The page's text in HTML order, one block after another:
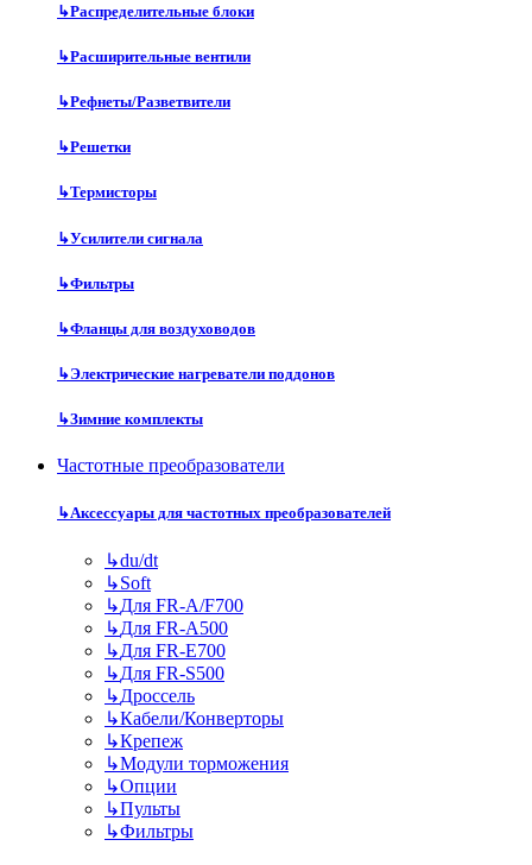
↳Распределительные блоки
↳Расширительные вентили
↳Рефнеты/Разветвители
↳Решетки
↳Термисторы
↳Усилители сигнала
↳Фильтры
↳Фланцы для воздуховодов
↳Электрические нагреватели поддонов
↳Зимние комплекты
Частотные преобразователи
↳Аксессуары для частотных преобразователей
↳du/dt
↳Soft
↳Для FR-A/F700
↳Для FR-A500
↳Для FR-E700
↳Для FR-S500
↳Дроссель
↳Кабели/Конверторы
↳Крепеж
↳Модули торможения
↳Опции
↳Пульты
↳Фильтры